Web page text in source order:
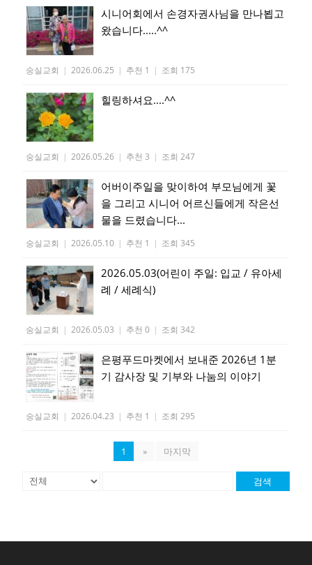
시니어회에서 손경자권사님을 만나뵙고
왔습니다.....^^
숭실교회 | 2026.06.25 | 추천 1 | 조회 175
힐링하셔요....^^
숭실교회 | 2026.05.26 | 추천 3 | 조회 247
어버이주일을 맞이하여 부모님에게 꽃
을 그리고 시니어 어르신들에게 작은선
물을 드렸습니다...
숭실교회 | 2026.05.10 | 추천 1 | 조회 345
2026.05.03(어린이 주일: 입교 / 유아세
례 / 세례식)
숭실교회 | 2026.05.03 | 추천 0 | 조회 342
은평푸드마켓에서 보내준 2026년 1분
기 감사장 및 기부와 나눔의 이야기
숭실교회 | 2026.04.23 | 추천 1 | 조회 295
1 » 마지막
검색